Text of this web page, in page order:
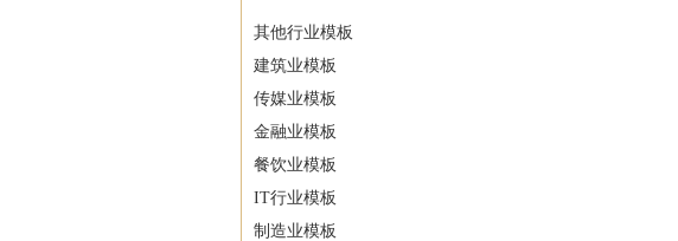
其他行业模板
建筑业模板
传媒业模板
金融业模板
餐饮业模板
IT行业模板
制造业模板